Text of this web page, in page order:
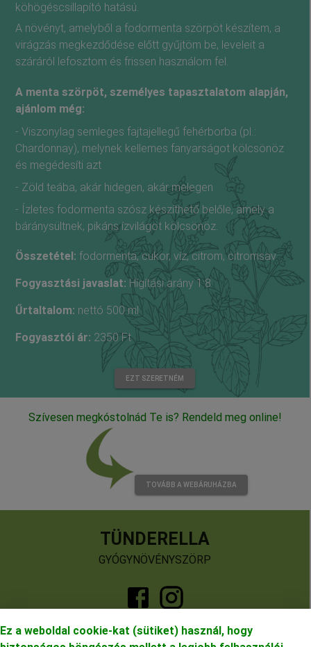
köhögéscsillapító hatású.
A növényt, amelyből a fodormenta szörpöt készítem, a
virágzás megkezdődése előtt gyűjtöm be, leveleit a
száráról lefosztom és frissen használom fel.
A menta szörpöt, személyes tapasztalatom alapján,
ajánlom még:
- Viszonylag semleges fajtajellegű fehérborba (pl.:
Chardonnay), melynek kellemes fanyarságot kölcsönöz
és megédesíti azt
- Zöld teába, akár hidegen, akár melegen
- Ízletes fodormenta szósz készíthető belőle, amely a
báránysültnek, pikáns ízvilágot kölcsönöz.
Összetétel: fodormenta, cukor, víz, citrom, citromsav
Fogyasztási javaslat: Hígítási arány 1:8
Űrtaltalom: nettó 500ml
Fogyasztói ár: 2350Ft
EZT SZERETNÉM
Szívesen megkóstolnád Te is? Rendeld meg online!
TOVÁBB A WEBÁRUHÁZBA
TÜNDERELLA
GYÓGYNÖVÉNYSZÖRP
+36 20 310 8076
Ez a weboldal cookie-kat (sütiket) használ, hogy